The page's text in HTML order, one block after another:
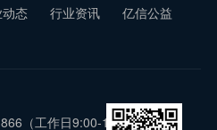
态 行业资讯 亿信公益
（工作日9:00-18:00）